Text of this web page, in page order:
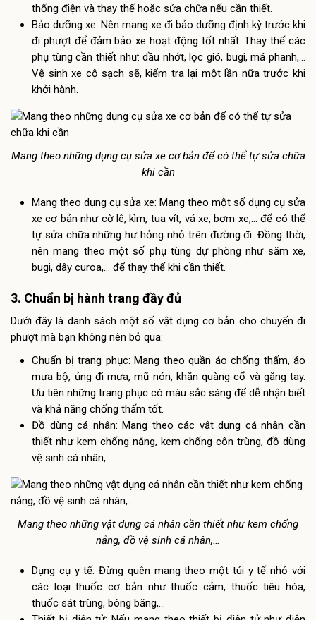
thống điện và thay thế hoặc sửa chữa nếu cần thiết.
Bảo dưỡng xe: Nên mang xe đi bảo dưỡng định kỳ trước khi
đi phượt để đảm bảo xe hoạt động tốt nhất. Thay thế các
phụ tùng cần thiết như: dầu nhớt, lọc gió, bugi, má phanh,…
Vệ sinh xe cộ sạch sẽ, kiểm tra lại một lần nữa trước khi
khởi hành.
Mang theo những dụng cụ sửa xe cơ bản để có thể tự sửa chữa
khi cần
Mang theo dụng cụ sửa xe: Mang theo một số dụng cụ sửa
xe cơ bản như cờ lê, kìm, tua vít, vá xe, bơm xe,… để có thể
tự sửa chữa những hư hỏng nhỏ trên đường đi. Đồng thời,
nên mang theo một số phụ tùng dự phòng như săm xe,
bugi, dây curoa,… để thay thế khi cần thiết.
3. Chuẩn bị hành trang đầy đủ
Dưới đây là danh sách một số vật dụng cơ bản cho chuyến đi
phượt mà bạn không nên bỏ qua:
Chuẩn bị trang phục: Mang theo quần áo chống thấm, áo
mưa bộ, ủng đi mưa, mũ nón, khăn quàng cổ và găng tay.
Ưu tiên những trang phục có màu sắc sáng để dễ nhận biết
và khả năng chống thấm tốt.
Đồ dùng cá nhân: Mang theo các vật dụng cá nhân cần
thiết như kem chống nắng, kem chống côn trùng, đồ dùng
vệ sinh cá nhân,…
Mang theo những vật dụng cá nhân cần thiết như kem chống
nắng, đồ vệ sinh cá nhân,…
Dụng cụ y tế: Đừng quên mang theo một túi y tế nhỏ với
các loại thuốc cơ bản như thuốc cảm, thuốc tiêu hóa,
thuốc sát trùng, bông băng,…